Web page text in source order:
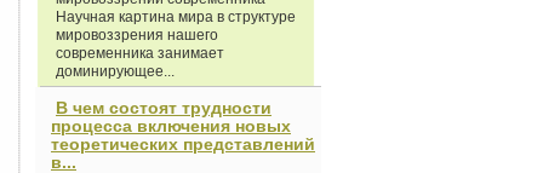
Научная картина мира в структуре
мировоззрения нашего
современника занимает
доминирующее...
В чем состоят трудности
процесса включения новых
теоретических представлений
в...